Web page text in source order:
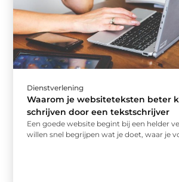
Dienstverlening
Waarom je website­teksten beter
schrijven door een tekstschrijver
Een goede website begint bij een helder
willen snel begrijpen wat je doet, waar je